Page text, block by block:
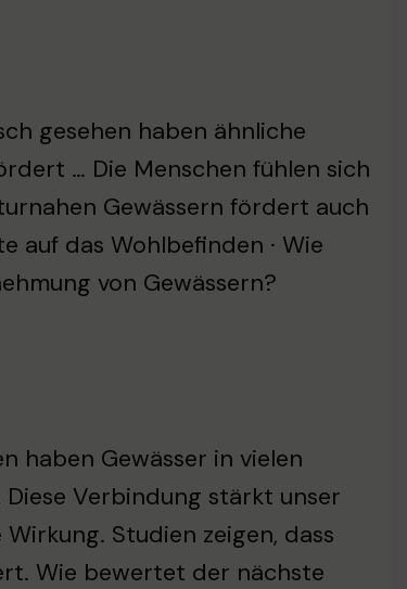
gesehen haben ähnliche
… Die Menschen fühlen sich
Gewässern fördert auch
auf das Wohlbefinden · Wie
von Gewässern?
haben Gewässer in vielen
Verbindung stärkt unser
Studien zeigen, dass
Wie bewertet der nächste